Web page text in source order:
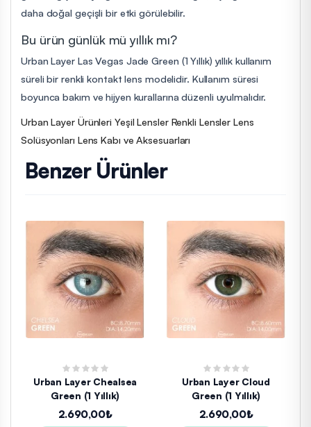
daha doğal geçişli bir etki görülebilir.
Bu ürün günlük mü yıllık mı?
Urban Layer Las Vegas Jade Green (1 Yıllık) yıllık kullanım
süreli bir renkli kontakt lens modelidir. Kullanım süresi
boyunca bakım ve hijyen kurallarına düzenli uyulmalıdır.
Urban Layer Ürünleri Yeşil Lensler Renkli Lensler Lens
Solüsyonları Lens Kabı ve Aksesuarları
Benzer Ürünler
Urban Layer Chealsea
Green (1 Yıllık)
2.690,00₺
Urban Layer Cloud
Green (1 Yıllık)
2.690,00₺